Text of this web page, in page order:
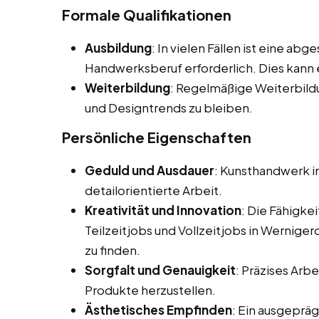
Formale Qualifikationen
Ausbildung: In vielen Fällen ist eine
Handwerksberuf erforderlich. Dies
Weiterbildung: Regelmäßige
und Designtrends zu bleiben.
Persönliche Eigenschaften
Geduld und Ausdauer: Kunsthandwerk
detailorientierte Arbeit.
Kreativität und Innovation: Die
Teilzeitjobs und Vollzeitjobs in
zu finden.
Sorgfalt und Genauigkeit: Präzises
Produkte herzustellen.
Ästhetisches Empfinden: Ein